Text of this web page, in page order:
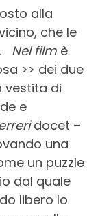
alla
che le
Nel film è
>> dei due
vestita di
e
docet –
una
un puzzle
dal quale
libero lo